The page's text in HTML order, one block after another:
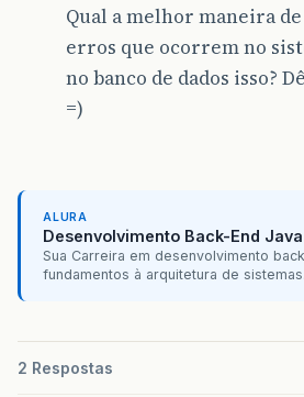
Qual a melhor maneira
erros que ocorrem no
no banco de dados isso?
=)
ALURA
Desenvolvimento Back-End Java
Sua Carreira em desenvolvimento
fundamentos à arquitetura de
2 Respostas